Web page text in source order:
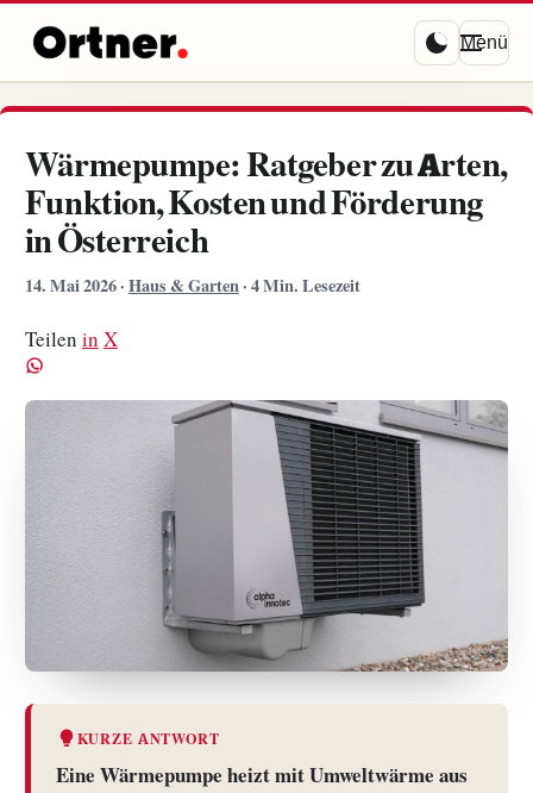
Menü
Wärmepumpe: Ratgeber zu Arten,
Funktion, Kosten und Förderung
in Österreich
14. Mai 2026· Haus & Garten· 4 Min. Lesezeit
Teilen in X
KURZE ANTWORT
Eine Wärmepumpe heizt mit Umweltwärme aus